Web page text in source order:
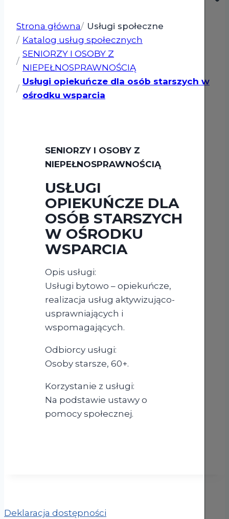
Strona główna
Usługi społeczne
Katalog usług społecznych
SENIORZY I OSOBY Z
NIEPEŁNOSPRAWNOŚCIĄ
Usługi opiekuńcze dla osób starszych w
ośrodku wsparcia
SENIORZY I OSOBY Z
NIEPEŁNOSPRAWNOŚCIĄ
USŁUGI
OPIEKUŃCZE DLA
OSÓB STARSZYCH
W OŚRODKU
WSPARCIA
Opis usługi:
Usługi bytowo – opiekuńcze,
realizacja usług aktywizująco-
usprawniających i
wspomagających.
Odbiorcy usługi:
Osoby starsze, 60+.
Korzystanie z usługi:
Na podstawie ustawy o
pomocy społecznej.
Deklaracja dostępności